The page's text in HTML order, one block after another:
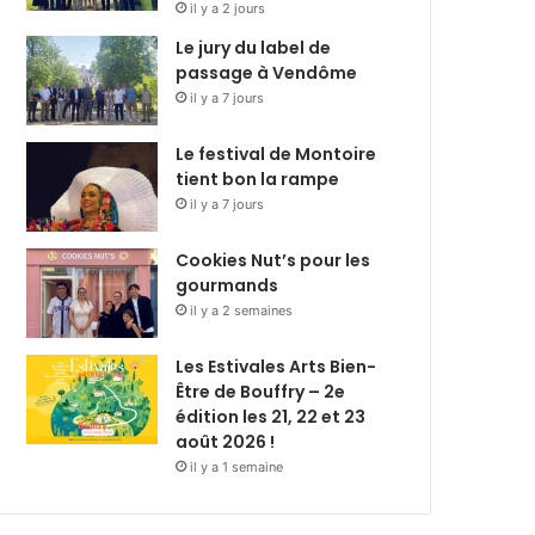
il y a 2 jours
Le jury du label de
passage à Vendôme
il y a 7 jours
Le festival de Montoire
tient bon la rampe
il y a 7 jours
Cookies Nut’s pour les
gourmands
il y a 2 semaines
Les Estivales Arts Bien-
Être de Bouffry – 2e
édition les 21, 22 et 23
août 2026 !
il y a 1 semaine